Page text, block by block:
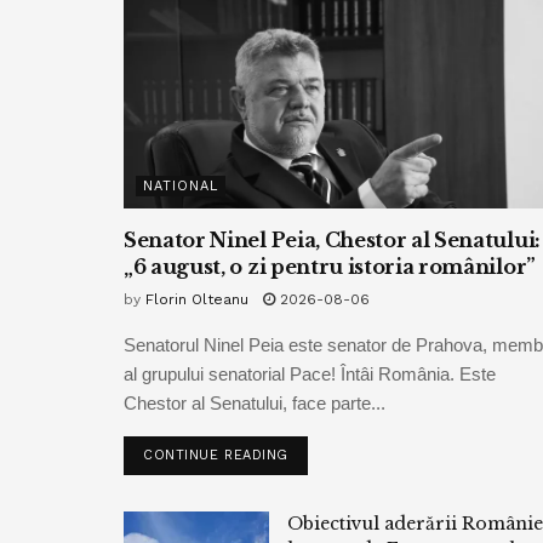
NATIONAL
Senator Ninel Peia, Chestor al Senatului:
„6 august, o zi pentru istoria românilor”
by Florin Olteanu 2026-08-06
Senatorul Ninel Peia este senator de Prahova,
al grupului senatorial Pace! Întâi România. Este
Chestor al Senatului, face parte...
CONTINUE READING
Obiectivul aderării